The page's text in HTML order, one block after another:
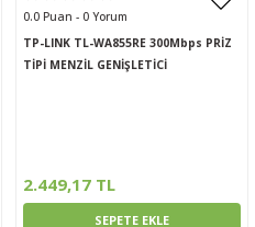
0.0 Puan - 0 Yorum
TP-LINK TL-WA855RE 300Mbps PRİZ
TİPİ MENZİL GENİŞLETİCİ
2.449,17 TL
SEPETE EKLE